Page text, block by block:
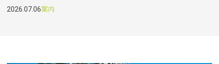
2026.07.06案内